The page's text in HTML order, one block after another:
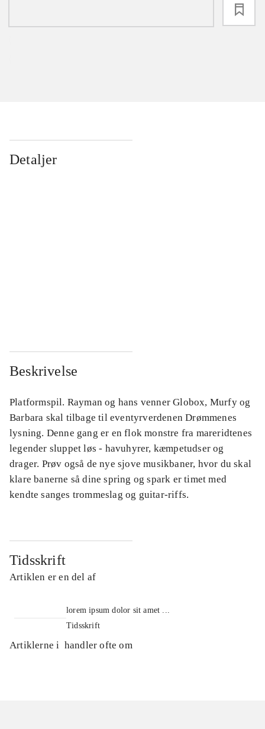
Detaljer
Beskrivelse
Platformspil. Rayman og hans venner Globox, Murfy og
Barbara skal tilbage til eventyrverdenen Drømmenes
lysning. Denne gang er en flok monstre fra mareridtenes
legender sluppet løs - havuhyrer, kæmpetudser og
drager. Prøv også de nye sjove musikbaner, hvor du skal
klare banerne så dine spring og spark er timet med
kendte sanges trommeslag og guitar-riffs.
Tidsskrift
Artiklen er en del af
lorem ipsum dolor sit amet ...
Tidsskrift
Artiklerne i handler ofte om